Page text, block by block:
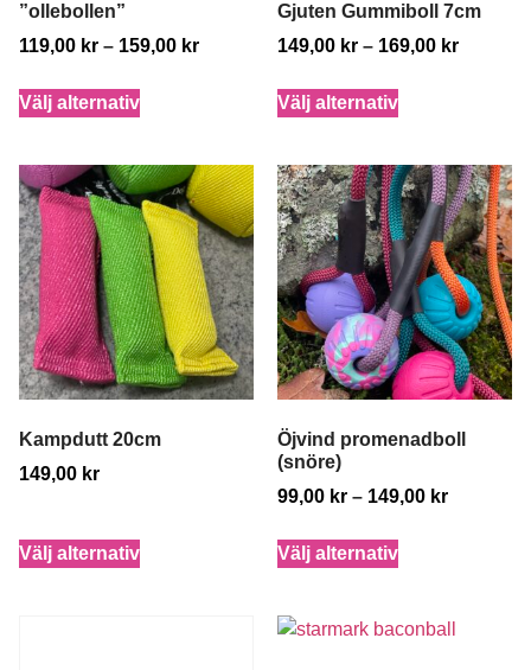
”ollebollen”
119,00 kr – 159,00 kr
Välj alternativ
Gjuten Gummiboll 7cm
149,00 kr – 169,00 kr
Välj alternativ
Kampdutt 20cm
149,00 kr
Välj alternativ
Öjvind promenadboll
(snöre)
99,00 kr – 149,00 kr
Välj alternativ